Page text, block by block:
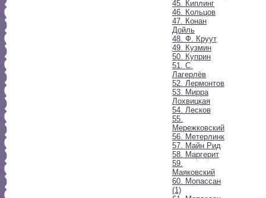
45. Киплинг
46. Кольцов
47. Конан
Дойль
48. Ф. Круут
49. Кузмин
50. Куприн
51. С.
Лагерлёв
52. Лермонтов
53. Мирра
Лохвицкая
54. Лесков
55.
Мережковский
56. Метерлинк
57. Майн Рид
58. Маргерит
59.
Маяковский
60. Мопассан
(1)